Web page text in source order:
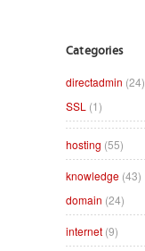
Categories
directadmin (24)
SSL (1)
hosting (55)
knowledge (43)
domain (24)
internet (9)